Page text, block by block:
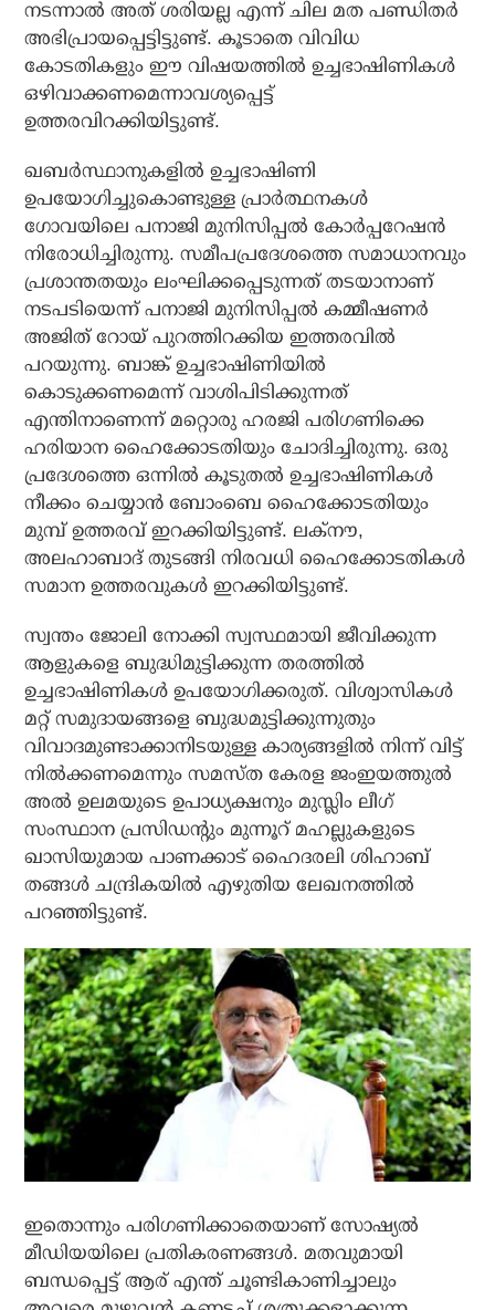
നടന്നാല്‍ അത് ശരിയല്ല എന്ന് ചില മത പണ്ഡിതര്‍
അഭിപ്രായപ്പെട്ടിട്ടുണ്ട്. കൂടാതെ വിവിധ
കോടതികളും ഈ വിഷയത്തില്‍ ഉച്ചഭാഷിണികള്‍
ഒഴിവാക്കണമെന്നാവശ്യപ്പെട്ട്
ഉത്തരവിറക്കിയിട്ടുണ്ട്.
ഖബര്‍സ്ഥാനുകളില്‍ ഉച്ചഭാഷിണി
ഉപയോഗിച്ചുകൊണ്ടുള്ള പ്രാര്‍ത്ഥനകള്‍
ഗോവയിലെ പനാജി മുനിസിപ്പല്‍ കോര്‍പ്പറേഷന്‍
നിരോധിച്ചിരുന്നു. സമീപപ്രദേശത്തെ സമാധാനവും
പ്രശാന്തതയും ലംഘിക്കപ്പെടുന്നത് തടയാനാണ്
നടപടിയെന്ന് പനാജി മുനിസിപ്പല്‍ കമ്മീഷണര്‍
അജിത് റോയ് പുറത്തിറക്കിയ ഇത്തരവില്‍
പറയുന്നു. ബാങ്ക് ഉച്ചഭാഷിണിയില്‍
കൊടുക്കണമെന്ന് വാശിപിടിക്കുന്നത്
എന്തിനാണെന്ന് മറ്റൊരു ഹരജി പരിഗണിക്കെ
ഹരിയാന ഹൈക്കോടതിയും ചോദിച്ചിരുന്നു. ഒരു
പ്രദേശത്തെ ഒന്നില്‍ കൂടുതല്‍ ഉച്ചഭാഷിണികള്‍
നീക്കം ചെയ്യാന്‍ ബോംബെ ഹൈക്കോടതിയും
മുമ്പ് ഉത്തരവ് ഇറക്കിയിട്ടുണ്ട്. ലക്‌നൗ,
അലഹാബാദ് തുടങ്ങി നിരവധി ഹൈക്കോടതികള്‍
സമാന ഉത്തരവുകള്‍ ഇറക്കിയിട്ടുണ്ട്.
സ്വന്തം ജോലി നോക്കി സ്വസ്ഥമായി ജീവിക്കുന്ന
ആളുകളെ ബുദ്ധിമുട്ടിക്കുന്ന തരത്തില്‍
ഉച്ചഭാഷിണികള്‍ ഉപയോഗിക്കരുത്. വിശ്വാസികള്‍
മറ്റ് സമുദായങ്ങളെ ബുദ്ധമുട്ടിക്കുന്നുതും
വിവാദമുണ്ടാക്കാനിടയുള്ള കാര്യങ്ങളില്‍ നിന്ന് വിട്ട്
നില്‍ക്കണമെന്നും സമസ്ത കേരള ജംഇയത്തുല്‍
അല്‍ ഉലമയുടെ ഉപാധ്യക്ഷനും മുസ്ലിം ലീഗ്
സംസ്ഥാന പ്രസിഡന്റും മുന്നൂറ് മഹല്ലുകളുടെ
ഖാസിയുമായ പാണക്കാട് ഹൈദരലി ശിഹാബ്
തങ്ങള്‍ ചന്ദ്രികയില്‍ എഴുതിയ ലേഖനത്തില്‍
പറഞ്ഞിട്ടുണ്ട്.
ഇതൊന്നും പരിഗണിക്കാതെയാണ് സോഷ്യല്‍
മീഡിയയിലെ പ്രതികരണങ്ങള്‍. മതവുമായി
ബന്ധപ്പെട്ട് ആര് എന്ത് ചൂണ്ടികാണിച്ചാലും